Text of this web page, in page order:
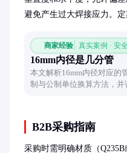
避免产生过大焊接应力。
商家经验 真实案例 · 安
16mm内径是几分管
本文解析16mm内径对应的
制与公制单位换算方法，
B2B采购指南
采购时需明确材质（